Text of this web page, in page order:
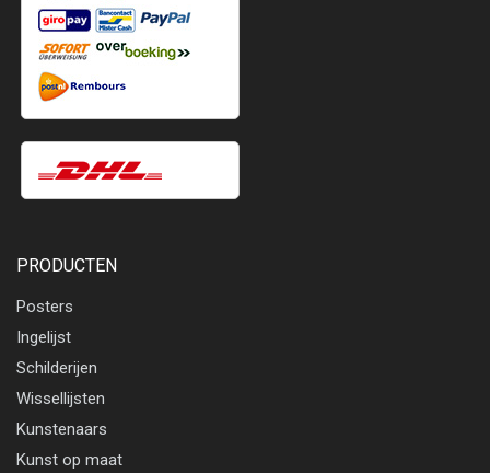
PRODUCTEN
Posters
Ingelijst
Schilderijen
Wissellijsten
Kunstenaars
Kunst op maat